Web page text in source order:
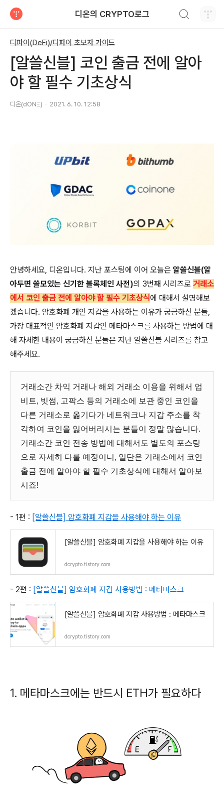
디온의 CRYPTO로그
디파이(DeFi)/디파이 초보자 가이드
[알쓸신블] 코인 출금 전에 알아
야 할 필수 기초상식
디온(dONΞ) 2021. 6. 10. 12:58
안녕하세요, 디온입니다. 지난 포스팅에 이어 오늘은 알쓸신블(알
아두면 쓸모있는 신기한 블록체인 사전)의 3번째 시리즈로 거래소
에서 코인 출금 전에 알아야 할 필수 기초상식에 대해서 설명해보
겠습니다. 암호화폐 개인 지갑을 사용하는 이유가 궁금하신 분들,
가장 대표적인 암호화폐 지갑인 메타마스크를 사용하는 방법에 대
해 자세한 내용이 궁금하신 분들은 지난 알쓸신블 시리즈를 참고
해주세요.
거래소간 차익 거래나 해외 거래소 이용을 위해서 업
비트, 빗썸, 고팍스 등의 거래소에 보관 중인 코인을
다른 거래소로 옮기다가 네트워크나 지갑 주소를 착
각하여 코인을 잃어버리시는 분들이 정말 많습니다.
거래소간 코인 전송 방법에 대해서도 별도의 포스팅
으로 자세히 다룰 예정이니, 일단은 거래소에서 코인
출금 전에 알아야 할 필수 기초상식에 대해서 알아보
시죠!
- 1편 : [알쓸신블] 암호화폐 지갑을 사용해야 하는 이유
[알쓸신블] 암호화폐 지갑을 사용해야 하는 이유
dcrypto.tistory.com
- 2편 : [알쓸신블] 암호화폐 지갑 사용방법 : 메타마스크
[알쓸신블] 암호화폐 지갑 사용방법 : 메타마스크
dcrypto.tistory.com
1. 메타마스크에는 반드시 ETH가 필요하다